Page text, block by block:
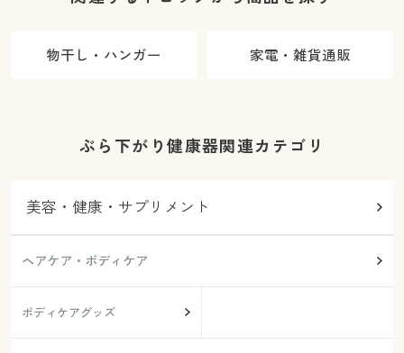
物干し・ハンガー 家電・雑貨通販
ぶら下がり健康器関連カテゴリ
美容・健康・サプリメント
ヘアケア・ボディケア
ボディケアグッズ